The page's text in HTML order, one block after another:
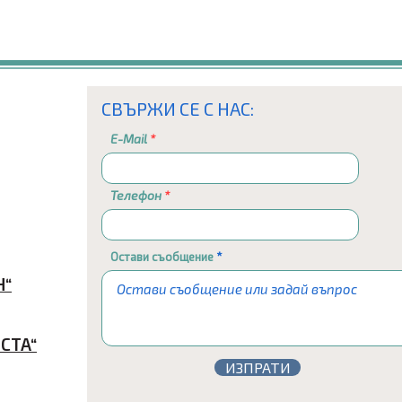
СВЪРЖИ СЕ С НАС:
E-Mail
Телефон
Остави съобщение
ИЗПРАТИ